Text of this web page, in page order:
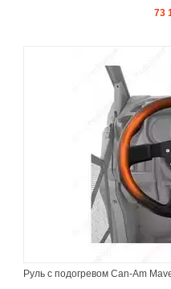
73
Руль с подогревом Can-Am